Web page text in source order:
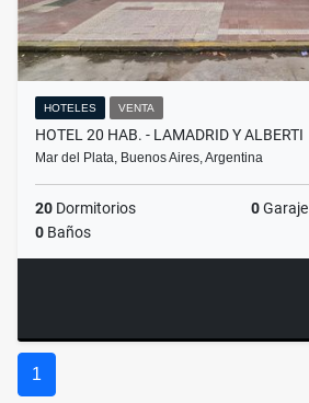
HOTELES VENTA
HOTEL 20 HAB. - LAMADRID Y ALBERTI
Mar del Plata, Buenos Aires, Argentina
20 Dormitorios 0Garaje
0 Baños
1